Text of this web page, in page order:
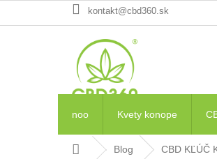
kontakt@cbd360.sk
noo Kvety konope
DomovBlog CBD KĽÚČ